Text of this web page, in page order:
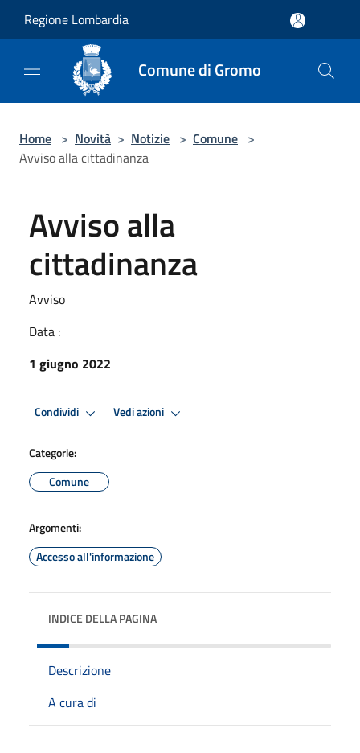
Regione Lombardia
Comune di Gromo
Home > Novità > Notizie > Comune >
Avviso alla cittadinanza
Avviso alla
cittadinanza
Avviso
Data :
1 giugno 2022
Condividi Vedi azioni
Categorie:
Comune
Argomenti:
Accesso all'informazione
INDICE DELLA PAGINA
Descrizione
A cura di